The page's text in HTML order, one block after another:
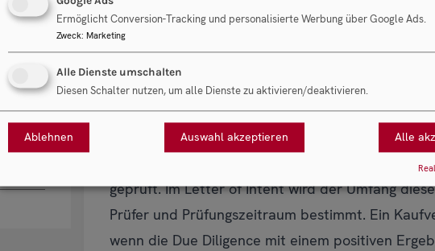
Sie
das?
angegebenen Preis sowie die Art (Share Deal vs.
Dieser Abschnitt kann auch Bedingungen für
Vertrages – bspw. Entscheidungen des
3. Due-Diligence
Vor dem Abschluss des Kaufvertrages wird das
seine wirtschaftlichen, finanziellen, rechtlichen
geprüft. Im Letter of Intent wird der Umfang
Prüfer und Prüfungszeitraum bestimmt. Ein
wenn die Due Diligence mit einem positiven
Ermöglicht Conversion-Tracking und personalisierte Werbung über Google Ads.
Zweck: Marketing
Alle Dienste umschalten
Diesen Schalter nutzen, um alle Dienste zu aktivieren/deaktivieren.
Ablehnen Auswahl akzeptieren Alle